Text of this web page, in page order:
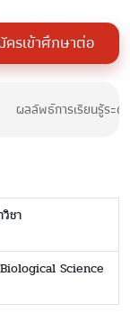
ครเข้าศึกษาต่อ
ผลลัพธ์การเรียนรู้ระ
ชา
Science